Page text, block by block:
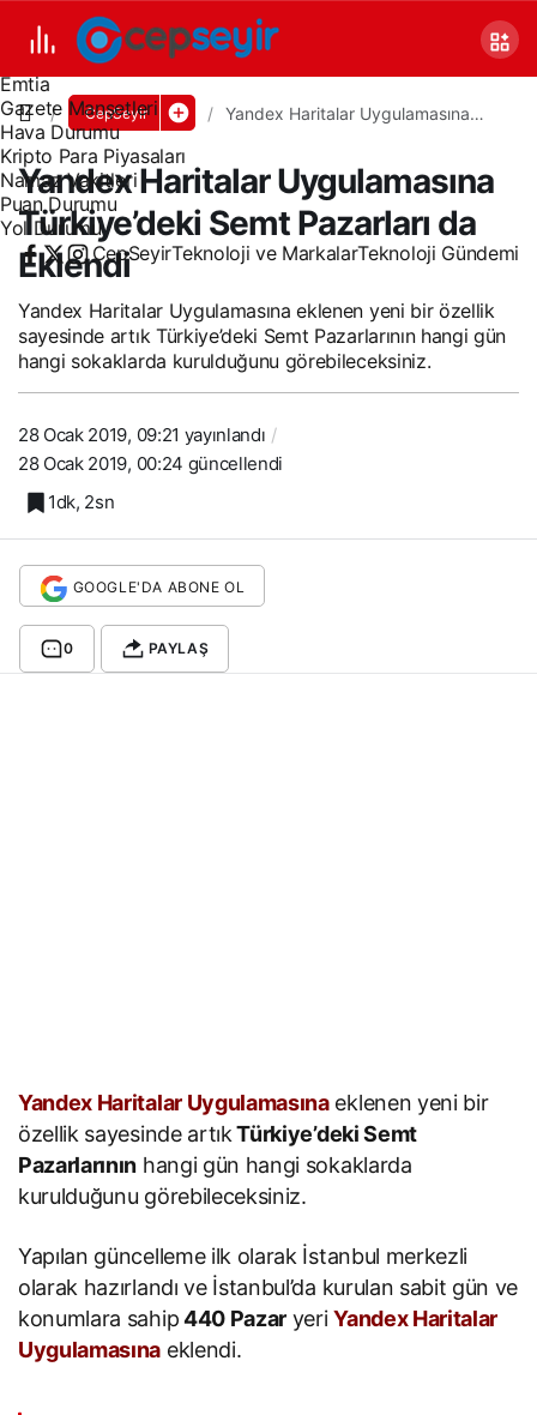
Covid 19
Döviz Kurları
Emtia
Gazete Manşetleri
Hava Durumu
Kripto Para Piyasaları
Namaz Vakitleri
Puan Durumu
Yol Durumu
CepSeyirTeknoloji ve MarkalarTeknoloji Gündemi
CepSeyir
Yandex Haritalar Uygulamasına
Yandex Haritalar Uygulamasına
Türkiye’deki Semt Pazarları da
Eklendi
Yandex Haritalar Uygulamasına eklenen yeni bir özellik
sayesinde artık Türkiye’deki Semt Pazarlarının hangi gün
hangi sokaklarda kurulduğunu görebileceksiniz.
28 Ocak 2019, 09:21 yayınlandı
28 Ocak 2019, 00:24 güncellendi
1dk, 2sn
GOOGLE'DA ABONE OL
0 PAYLAŞ
Yandex Haritalar Uygulamasına eklenen yeni bir
özellik sayesinde artıkTürkiye’deki Semt
Pazarlarının hangi gün hangi sokaklarda
kurulduğunu görebileceksiniz.
Yapılan güncelleme ilk olarak İstanbul merkezli
olarak hazırlandı ve İstanbul’da kurulan sabit gün ve
konumlara sahip440 Pazar yeriYandex Haritalar
Uygulamasına eklendi.